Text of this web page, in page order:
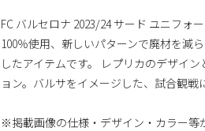
FC バルセロナ 2023/24 サード ユニフォ
100％使用、新しいパターンで廃材を減
したアイテムです。 レプリカのデザイ
ョン。バルサをイメージした、試合観戦
※掲載画像の仕様・デザイン・カラー等